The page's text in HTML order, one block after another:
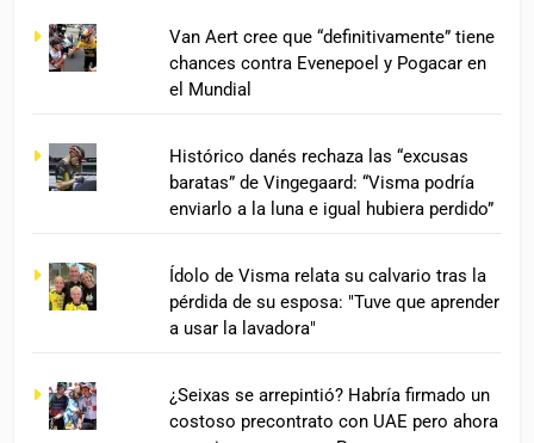
Van Aert cree que “definitivamente” tiene
chances contra Evenepoel y Pogacar en
el Mundial
Histórico danés rechaza las “excusas
baratas” de Vingegaard: “Visma podría
enviarlo a la luna e igual hubiera perdido”
Ídolo de Visma relata su calvario tras la
pérdida de su esposa: "Tuve que aprender
a usar la lavadora"
¿Seixas se arrepintió? Habría firmado un
costoso precontrato con UAE pero ahora